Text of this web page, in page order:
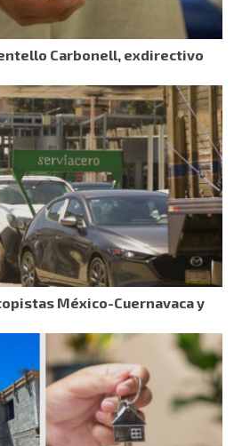
Carbonell, exdirectivo
México-Cuernavaca y